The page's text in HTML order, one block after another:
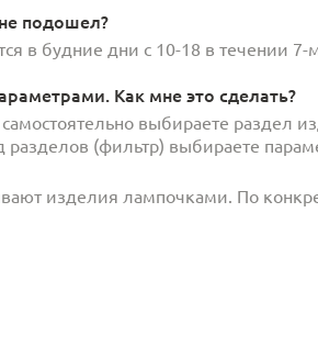
подошел?
в будние дни с 10-18 в течении
Как мне это сделать?
выбираете раздел
разделов (фильтр) выбираете
изделия лампочками. По